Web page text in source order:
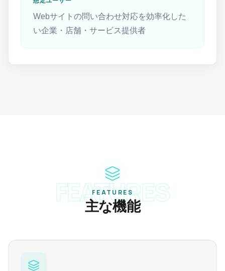
Webサイトの問い合わせ対応を効率化した
い企業・店舗・サービス提供者
FEATURES
FEATURES
主な機能